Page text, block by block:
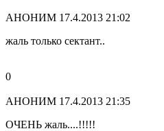
АНОНИМ 17.4.2013 21:02
жаль только сектант..
0
АНОНИМ 17.4.2013 21:35
ОЧЕНЬ жаль....!!!!!